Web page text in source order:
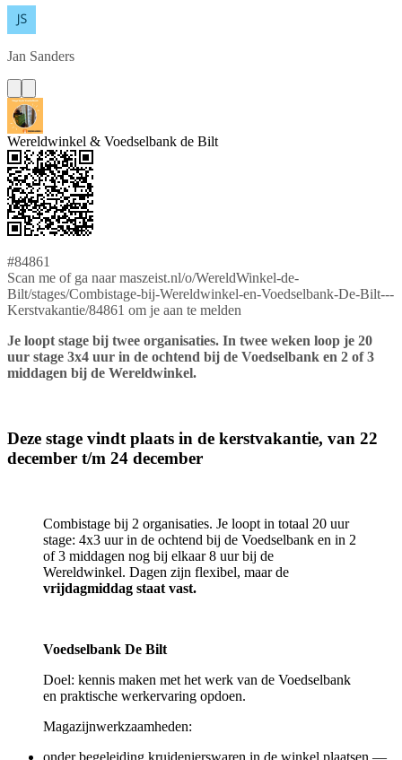
Jan Sanders
Wereldwinkel & Voedselbank de Bilt
#84861
Scan me of ga naar maszeist.nl/o/WereldWinkel-de-
Bilt/stages/Combistage-bij-Wereldwinkel-en-Voedselbank-De-Bilt---
Kerstvakantie/84861 om je aan te melden
Je loopt stage bij twee organisaties. In twee weken loop je 20
uur stage 3x4 uur in de ochtend bij de Voedselbank en 2 of 3
middagen bij de Wereldwinkel.
Deze stage vindt plaats in de kerstvakantie, van 22
december t/m 24 december
Combistage bij 2 organisaties. Je loopt in totaal 20 uur
stage: 4x3 uur in de ochtend bij de Voedselbank en in 2
of 3 middagen nog bij elkaar 8 uur bij de
Wereldwinkel. Dagen zijn flexibel, maar de
vrijdagmiddag staat vast.
Voedselbank De Bilt
Doel: kennis maken met het werk van de Voedselbank
en praktische werkervaring opdoen.
Magazijnwerkzaamheden:
onder begeleiding kruidenierswaren in de winkel plaatsen.—